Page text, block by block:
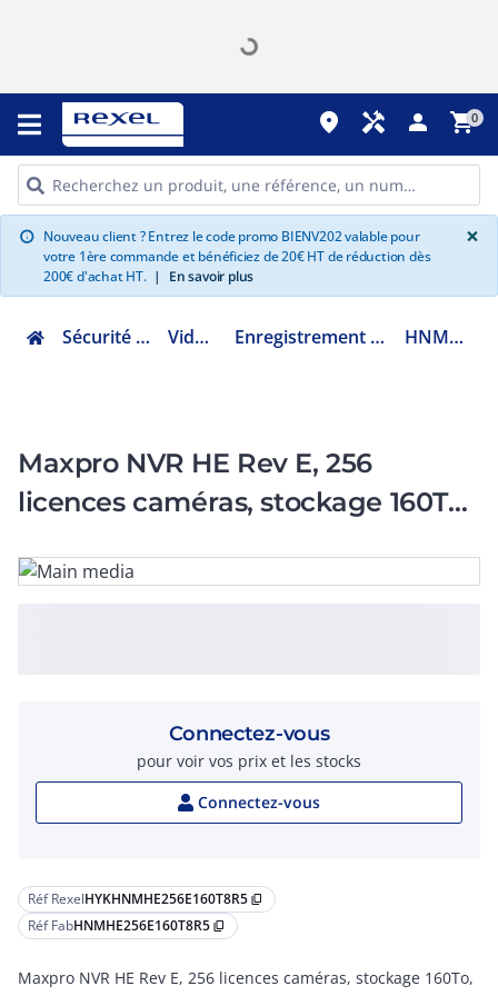
place handyman person shopping_cart0
info Nouveau client ? Entrez le code promo BIENV202 valable pour
votre 1ère commande et bénéficiez de 20€ HT de réduction dès
200€ d'achat HT. | En savoir plus
×
Sécurité et communication Vidéoprotection Enregistrement vidéopro. IP, NVR et serveur HNMHE256E160T8R5
Maxpro NVR HE Rev E, 256
licences caméras, stockage 160To,
Réf RexelHYKHNMHE256E160T8R5 content_copy
Réf FabHNMHE256E160T8R5 content_copy
Maxpro NVR HE Rev E, 256 licences caméras, stockage 160To,
Connectez-vous
pour voir vos prix et les stocks
Connectez-vous